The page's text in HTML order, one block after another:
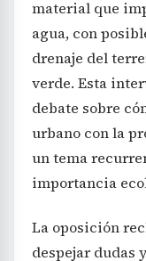
drenaje del
verde. Esta
debate sobre
urbano con la
un tema
importancia
La oposición
con las
administrativas